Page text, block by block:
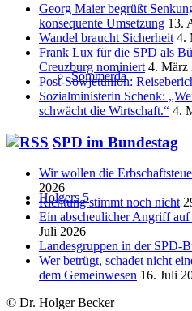
Sömmerda
Holgers 5
Georg Maier begrüßt
konsequente Umsetzung 13.
Wandel braucht Sicherheit 4.
Frank Lux für die SPD als
Creuzburg nominiert 4. März
Post-Sowjetunion:
Sozialministerin Schenk:
schwächt die Wirtschaft.“ 4.
SPD im Bundestag
Wir wollen die
2026
Richtung stimmt noch nicht
Ein abscheulicher Angriff
Juli 2026
Landesgruppen in der SPD-
Wer betrügt, schadet nicht
dem Gemeinwesen 16. Juli
© Dr. Holger Becker